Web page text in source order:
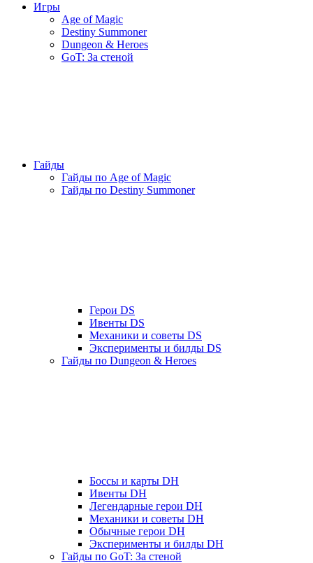
Игры
Age of Magic
Destiny Summoner
Dungeon & Heroes
GoT: За стеной
Гайды
Гайды по Age of Magic
Гайды по Destiny Summoner
Герои DS
Ивенты DS
Механики и советы DS
Эксперименты и билды DS
Гайды по Dungeon & Heroes
Боссы и карты DH
Ивенты DH
Легендарные герои DH
Механики и советы DH
Обычные герои DH
Эксперименты и билды DH
Гайды по GoT: За стеной